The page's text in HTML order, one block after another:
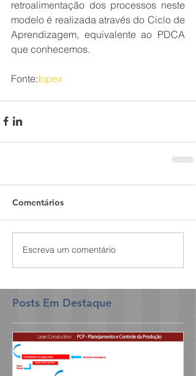
retroalimentação dos processos neste
modelo é realizada através do Ciclo de
Aprendizagem, equivalente ao PDCA
que conhecemos.
Fonte:Iopex
Comentários
Escreva um comentário
Posts Em Destaque